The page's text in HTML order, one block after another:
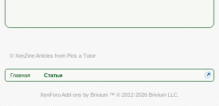
© XenZineArticlesfromPick a Tutor
Главная Статьи
XenForo Add-ons by Brivium ™ © 2012-2026 Brivium LLC.